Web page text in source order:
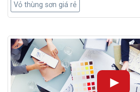
Vỏ thùng sơn giá rẻ
►
tốt nhất hiện nay , hy vọng bạn đã
quan và có thể lựa chọn cho mình
bạn.
Báo giá 5 loại sơn chống
nhất hiện nay